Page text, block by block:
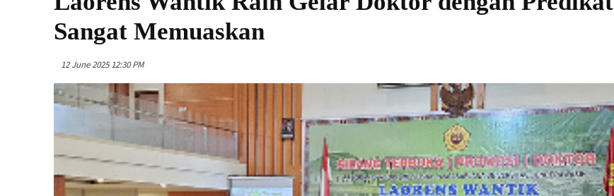
Sangat Memuaskan
12 June 2025 12:30 PM